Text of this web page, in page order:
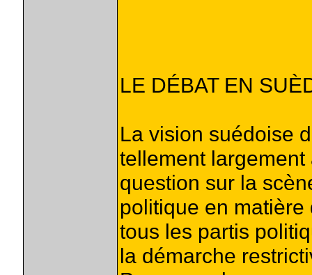
LE DÉBAT EN
La vision suédoise
tellement largement
question sur la
politique en
tous les partis
la démarche